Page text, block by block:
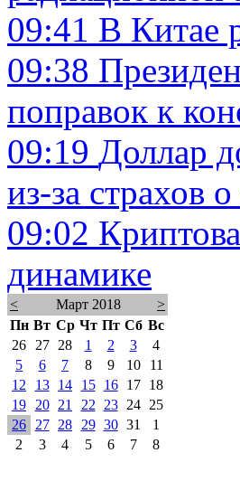
09:41 В Китае
09:38
поправок к
09:19 Доллар
из-за страхов
09:02
динамике
< Март 2018
>
Пн Вт Ср Чт Пт Сб Вс
26
27 28 1 2 3
4
5
6 7 8 9 10
11
12
13 14 15 16 17
18
19
20 21 22 23 24
25
26
27 28 29 30 31
1
2
3 4 5 6 7 8